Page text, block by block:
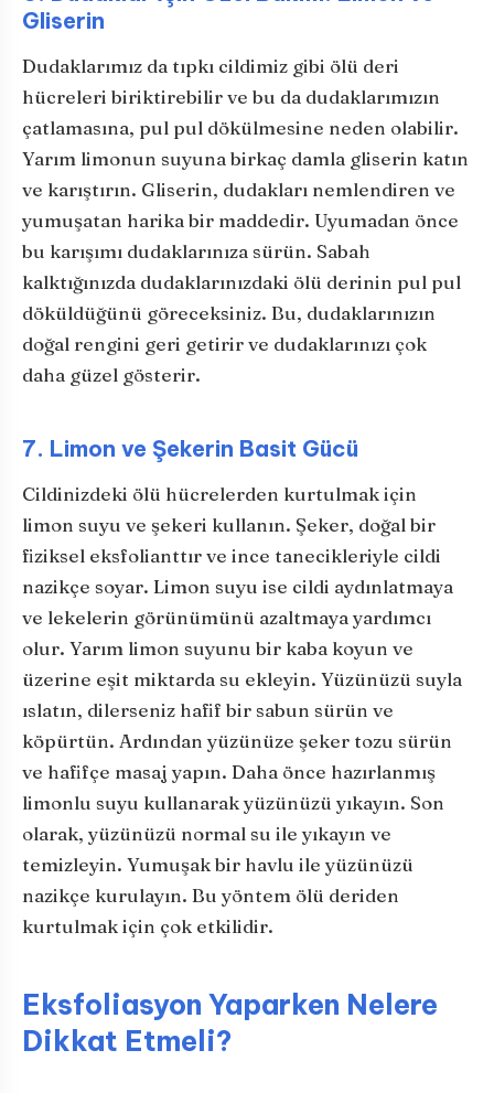
Gliserin
Dudaklarımız da tıpkı cildimiz gibi ölü deri
hücreleri biriktirebilir ve bu da dudaklarımızın
çatlamasına, pul pul dökülmesine neden olabilir.
Yarım limonun suyuna birkaç damla gliserin katın
ve karıştırın. Gliserin, dudakları nemlendiren ve
yumuşatan harika bir maddedir. Uyumadan önce
bu karışımı dudaklarınıza sürün. Sabah
kalktığınızda dudaklarınızdaki ölü derinin pul pul
döküldüğünü göreceksiniz. Bu, dudaklarınızın
doğal rengini geri getirir ve dudaklarınızı çok
daha güzel gösterir.
7. Limon ve Şekerin Basit Gücü
Cildinizdeki ölü hücrelerden kurtulmak için
limon suyu ve şekeri kullanın. Şeker, doğal bir
fiziksel eksfolianttır ve ince tanecikleriyle cildi
nazikçe soyar. Limon suyu ise cildi aydınlatmaya
ve lekelerin görünümünü azaltmaya yardımcı
olur. Yarım limon suyunu bir kaba koyun ve
üzerine eşit miktarda su ekleyin. Yüzünüzü suyla
ıslatın, dilerseniz hafif bir sabun sürün ve
köpürtün. Ardından yüzünüze şeker tozu sürün
ve hafifçe masaj yapın. Daha önce hazırlanmış
limonlu suyu kullanarak yüzünüzü yıkayın. Son
olarak, yüzünüzü normal su ile yıkayın ve
temizleyin. Yumuşak bir havlu ile yüzünüzü
nazikçe kurulayın. Bu yöntem ölü deriden
kurtulmak için çok etkilidir.
Eksfoliasyon Yaparken Nelere
Dikkat Etmeli?